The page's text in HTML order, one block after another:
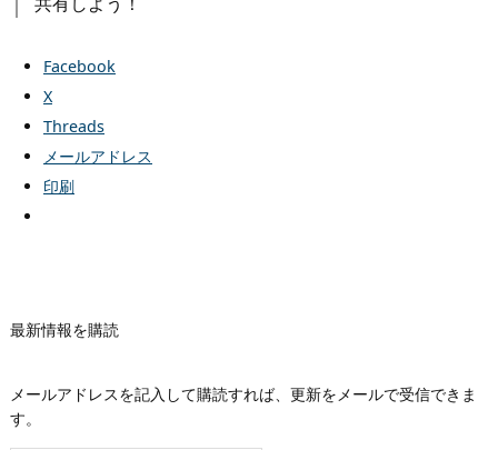
Facebook
X
Threads
メールアドレス
印刷
最新情報を購読
メールアドレスを記入して購読すれば、更新をメールで受信できま
す。